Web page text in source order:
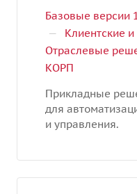
Базовые версии
—
Клиентские
Отраслевые
КОРП
Прикладные
для
и управления.